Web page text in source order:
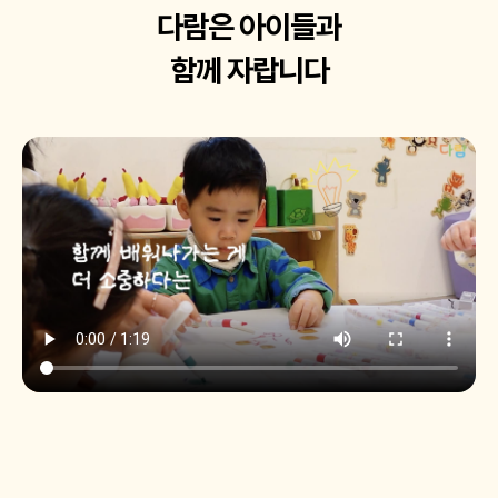
다람은 아이들과
함께 자랍니다